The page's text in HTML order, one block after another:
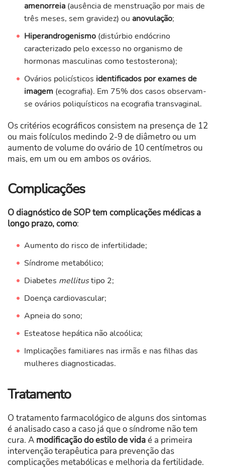
amenorreia(ausência de menstruação por mais de
três meses, sem gravidez) ou anovulação;
Hiperandrogenismo(distúrbio endócrino
caracterizado pelo excesso no organismo de
hormonas masculinas como testosterona);
Ovários policísticos identificados por exames de
imagem(ecografia). Em 75% dos casos observam-
se ovários poliquísticos na ecografia transvaginal.
Os critérios ecográficos consistem na presença de 12
ou mais folículos medindo 2-9 de diâmetro ou um
aumento de volume do ovário de 10 centímetros ou
mais, em um ou em ambos os ovários.
Complicações
O diagnóstico de SOP tem complicações médicas a
longo prazo, como:
Aumento do risco de infertilidade;
Síndrome metabólico;
Diabetes mellitustipo 2;
Doença cardiovascular;
Apneia do sono;
Esteatose hepática não alcoólica;
Implicações familiares nas irmãs e nas filhas das
mulheres diagnosticadas.
Tratamento
O tratamento farmacológico de alguns dos sintomas
é analisado caso a caso já que o síndrome não tem
cura. A modificação do estilo de vidaé a primeira
intervenção terapêutica para prevenção das
complicações metabólicas e melhoria da fertilidade.